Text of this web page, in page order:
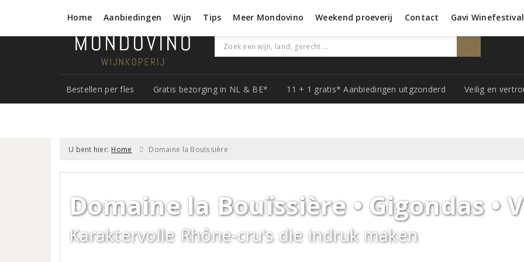
Bestellen per fles Gratis bezorging in NL & BE* 11 + 1 gratis* Aanbiedingen uitgzonderd Veilig en
Home Aanbiedingen Wijn Tips Meer Mondovino Weekend proeverij Contact Gavi Winefestival
U bent hier: Home Domaine la Bouïssière
Domaine la Bouïssière • Gigondas •
Karaktervolle Rhône-cru's die indruk maken